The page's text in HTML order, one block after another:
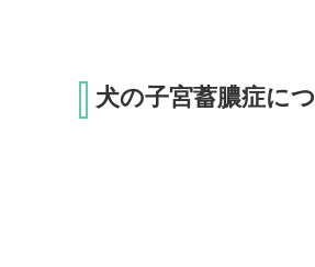
犬の子宮蓄膿症に